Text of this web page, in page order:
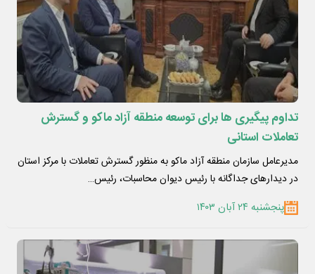
تداوم پیگیری ها برای توسعه منطقه آزاد ماکو و گسترش
تعاملات استانی
مدیرعامل سازمان منطقه آزاد ماکو به منظور گسترش تعاملات با مرکز استان
در دیدارهای جداگانه با رئیس دیوان محاسبات، رئیس…
پنجشنبه ۲۴ آبان ۱۴۰۳